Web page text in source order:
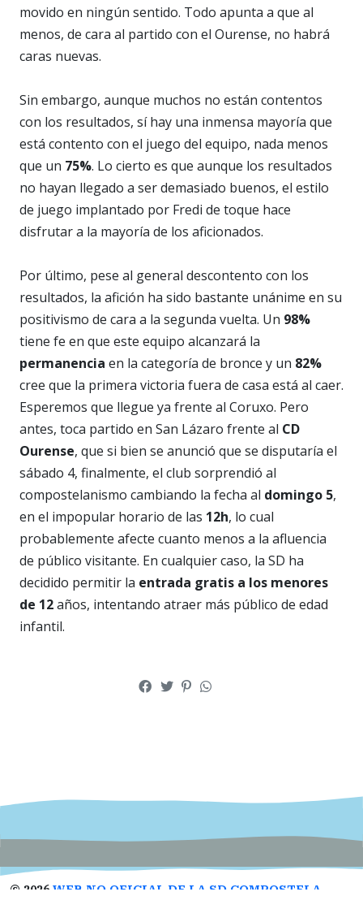
movido en ningún sentido. Todo apunta a que al
menos, de cara al partido con el Ourense, no habrá
caras nuevas.
Sin embargo, aunque muchos no están contentos
con los resultados, sí hay una inmensa mayoría que
está contento con el juego del equipo, nada menos
que un 75%. Lo cierto es que aunque los resultados
no hayan llegado a ser demasiado buenos, el estilo
de juego implantado por Fredi de toque hace
disfrutar a la mayoría de los aficionados.
Por último, pese al general descontento con los
resultados, la afición ha sido bastante unánime en su
positivismo de cara a la segunda vuelta. Un 98%
tiene fe en que este equipo alcanzará la
permanencia en la categoría de bronce y un 82%
cree que la primera victoria fuera de casa está al caer.
Esperemos que llegue ya frente al Coruxo. Pero
antes, toca partido en San Lázaro frente al CD
Ourense, que si bien se anunció que se disputaría el
sábado 4, finalmente, el club sorprendió al
compostelanismo cambiando la fecha al domingo 5,
en el impopular horario de las 12h, lo cual
probablemente afecte cuanto menos a la afluencia
de público visitante. En cualquier caso, la SD ha
decidido permitir la entrada gratis a los menores
de 12años, intentando atraer más público de edad
infantil.
© 2026 WEB NO OFICIAL DE LA SD COMPOSTELA